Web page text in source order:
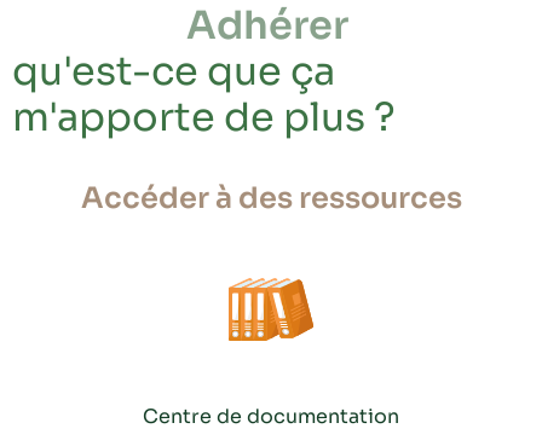
Adhérer
qu'est-ce que ça
m'apporte de plus ?
Accéder à des ressources
Centre de documentation